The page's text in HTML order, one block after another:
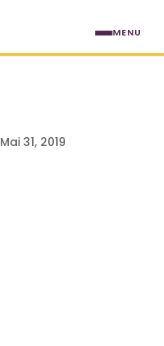
Mai 31, 2019
MENU